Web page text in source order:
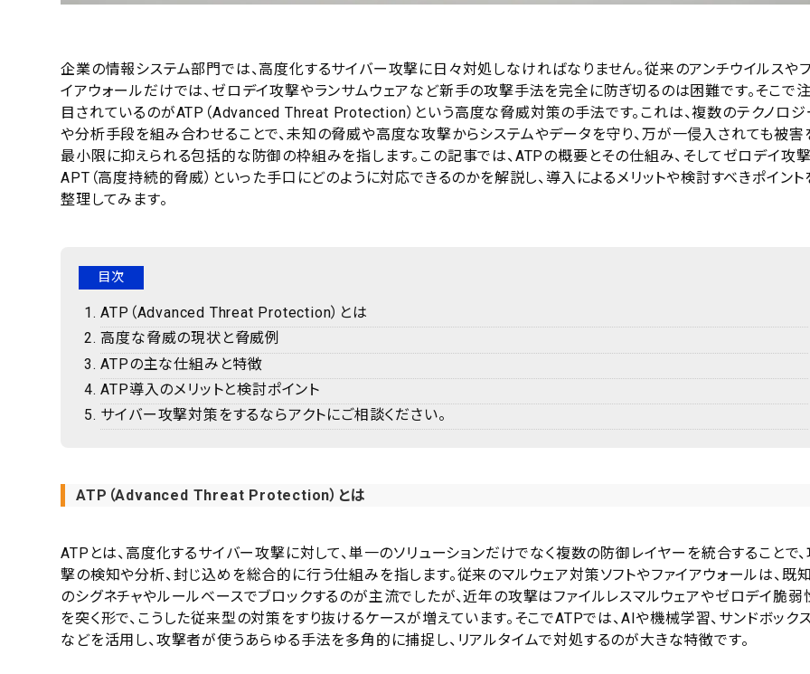
企業の情報システム部門では、高度化するサイバー攻撃に日々対処しなければなりません。従来のアンチウイルスや
イアウォールだけでは、ゼロデイ攻撃やランサムウェアなど新手の攻撃手法を完全に防ぎ切るのは困難です。そこで注
目されているのがATP（Advanced Threat Protection）という高度な脅威対策の手法です。これは、複数のテクノロジ
や分析手段を組み合わせることで、未知の脅威や高度な攻撃からシステムやデータを守り、万が一侵入されても被害
最小限に抑えられる包括的な防御の枠組みを指します。この記事では、ATPの概要とその仕組み、そしてゼロデイ攻
APT（高度持続的脅威）といった手口にどのように対応できるのかを解説し、導入によるメリットや検討すべきポイント
整理してみます。
目次
ATP（Advanced Threat Protection）とは
高度な脅威の現状と脅威例
ATPの主な仕組みと特徴
ATP導入のメリットと検討ポイント
サイバー攻撃対策をするならアクトにご相談ください。
ATP（Advanced Threat Protection）とは
ATPとは、高度化するサイバー攻撃に対して、単一のソリューションだけでなく複数の防御レイヤーを統合することで、
撃の検知や分析、封じ込めを総合的に行う仕組みを指します。従来のマルウェア対策ソフトやファイアウォールは、既知
のシグネチャやルールベースでブロックするのが主流でしたが、近年の攻撃はファイルレスマルウェアやゼロデイ脆弱
を突く形で、こうした従来型の対策をすり抜けるケースが増えています。そこでATPでは、AIや機械学習、サンドボック
などを活用し、攻撃者が使うあらゆる手法を多角的に捕捉し、リアルタイムで対処するのが大きな特徴です。